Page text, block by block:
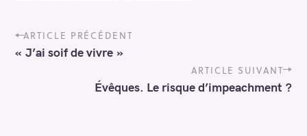
P
s
ARTICLE PRÉCÉDENT
« J’ai soif de vivre »
ARTICLE SUIVANT
Évêques. Le risque d’impeachment ?